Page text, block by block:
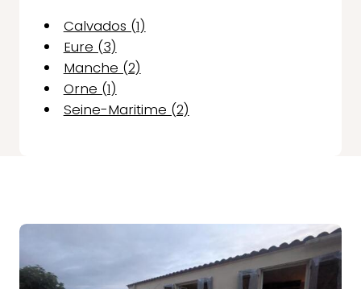
Calvados (1)
Eure (3)
Manche (2)
Orne (1)
Seine-Maritime (2)